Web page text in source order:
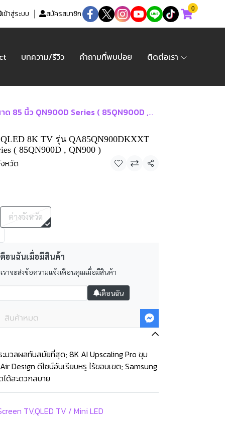
เข้าสู่ระบบ สมัครสมาชิก
0
บทความ/รีวิว คำถามที่พบบ่อย ติดต่อเรา
ว QN900D Series ( 85QN900D , QN900 )
QLED 8K TV รุ่น QA85QN900DKXXT
( 85QN900D , QN900 )
หวัด แชร์
ต่างจังหวัด
อนฉันเมื่อมีสินค้า
ราจะส่งข้อความแจ้งเตือนคุณเมื่อมีสินค้า
เตือนฉัน
สินค้าหมด
มวลผลทันสมัยที่สุด; 8K AI Upscaling Pro ขุม
Design ดีไซน์อันเรียบหรู ไร้ขอบเขต; Samsung
ได้สะดวกสบาย
TV,QLED TV / Mini LED